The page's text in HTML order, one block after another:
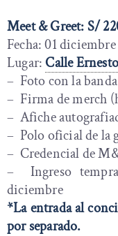
Meet & Greet: S/
Fecha: 01
Lugar:Calle
– Foto con la banda
– Firma de merch
– Afiche
– Polo oficial de la
– Credencial de
– Ingreso
diciembre
*La entrada al
por separado.